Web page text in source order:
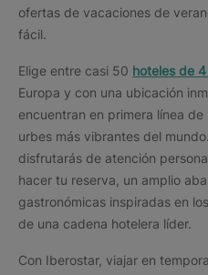
ofertas de vacaciones de
fácil.
Elige entre casi 50 hoteles de
Europa y con una ubicación
encuentran en primera línea
urbes más vibrantes del
disfrutarás de atención
hacer tu reserva, un amplio
gastronómicas inspiradas en
de una cadena hotelera líder.
Con Iberostar, viajar en